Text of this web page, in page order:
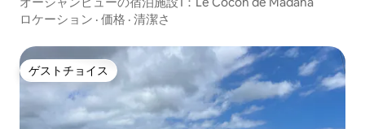
ロケーション · 価格 · 清潔さ
ゲストチョイス
ゲストチョイス